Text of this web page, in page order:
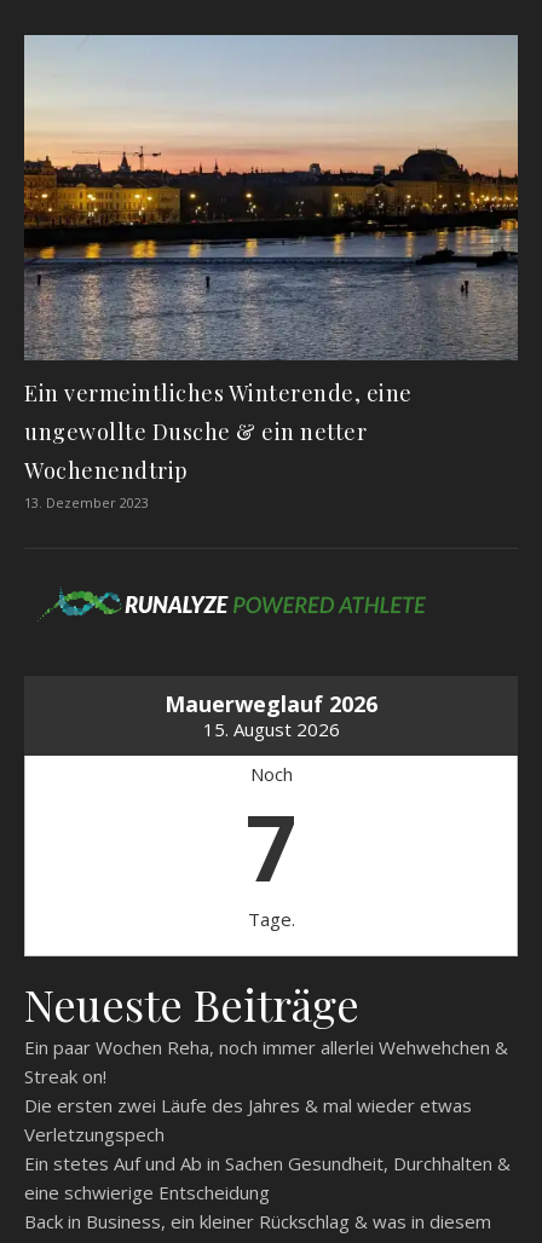
Ein vermeintliches Winterende, eine
ungewollte Dusche & ein netter
Wochenendtrip
13. Dezember 2023
Mauerweglauf 2026
15. August 2026
Noch
7
Tage.
Neueste Beiträge
Ein paar Wochen Reha, noch immer allerlei Wehwehchen &
Streak on!
Die ersten zwei Läufe des Jahres & mal wieder etwas
Verletzungspech
Ein stetes Auf und Ab in Sachen Gesundheit, Durchhalten &
eine schwierige Entscheidung
Back in Business, ein kleiner Rückschlag & was in diesem